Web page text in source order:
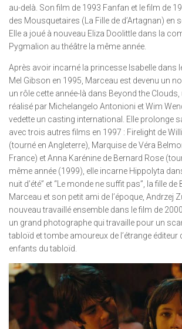
au-delà. Son film de 1993 Fanfan et le film de
des Mousquetaires (La Fille de d’Artagnan) en
Elle a joué à nouveau Eliza Doolittle dans la
Pygmalion au théâtre la même année.
Après avoir incarné la princesse Isabelle dans
Mel Gibson en 1995, Marceau est devenu un
un rôle cette année-là dans Beyond the
réalisé par Michelangelo Antonioni et Wim
vedette un casting international. Elle prolonge
avec trois autres films en 1997 : Firelight de
(tourné en Angleterre), Marquise de Véra
France) et Anna Karénine de Bernard Rose
même année (1999), elle incarne Hippolyta
nuit d’été” et “Le monde ne suffit pas”, la fille de
Marceau et son petit ami de l’époque, Andrzej
nouveau travaillé ensemble dans le film de
un grand photographe qui travaille pour un
tabloïd et tombe amoureux de l’étrange éditeur
enfants du tabloïd.